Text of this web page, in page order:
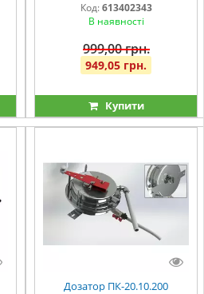
Код: 613402343
В наявності
999,00 грн.
949,05 грн.
Купити
Дозатор ПК-20.10.200